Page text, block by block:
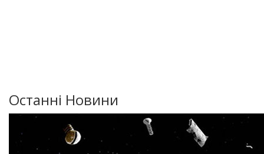
Останні Новини